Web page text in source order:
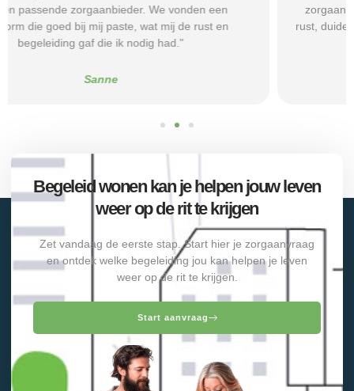
zorgaanbieder die echt bij mijn situatie paste. Dat gaf mij
rust, duidelijkheid en het vertrouwen dat ik met de juiste hulp
verder kon.”
Begeleid wonen kan je helpen jouw leven
weer op de rit te krijgen
Zet vandaag de eerste stap. Start hier je zorgaanvraag
en ontdek welke begeleiding jou kan helpen je leven
weer op de rit te krijgen.
Start aanvraag